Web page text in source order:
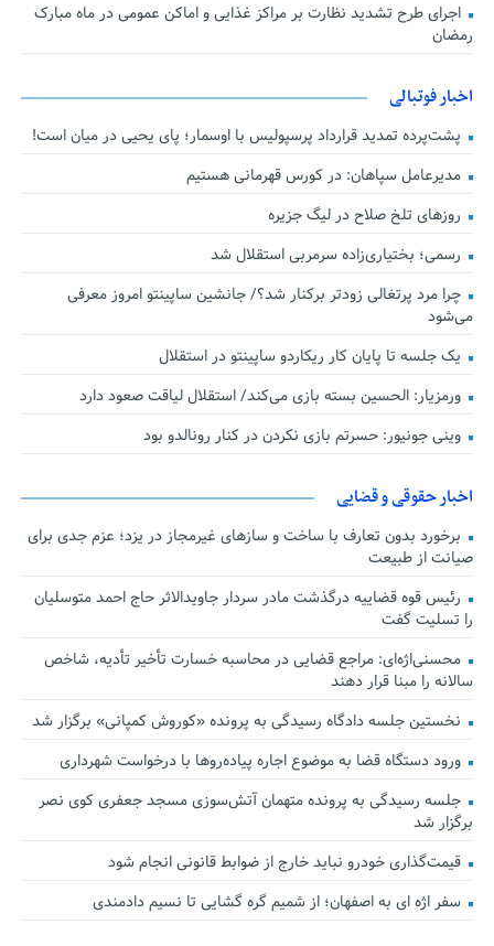
اجرای طرح تشدید نظارت بر مراکز غذایی و اماکن عمومی در ماه مبارک
رمضان
اخبار فوتبالی
پشت‌پرده تمدید قرارداد پرسپولیس با اوسمار؛ پای یحیی در میان است!
مدیرعامل سپاهان: در کورس قهرمانی هستیم
روزهای تلخ صلاح در لیگ جزیره
رسمی؛ بختیاری‌زاده سرمربی استقلال شد
چرا مرد پرتغالی زودتر برکنار شد؟/ جانشین ساپینتو امروز معرفی
می‌شود
یک جلسه تا پایان کار ریکاردو ساپینتو در استقلال
ورمزیار: الحسین بسته بازی می‌کند/ استقلال لیاقت صعود دارد
وینی جونیور: حسرتم بازی نکردن در کنار رونالدو بود
اخبار حقوقی و قضایی
برخورد بدون تعارف با ساخت‌ و سازهای غیرمجاز در یزد؛ عزم جدی برای
صیانت از طبیعت
رئیس قوه قضاییه درگذشت مادر سردار جاویدالاثر حاج احمد متوسلیان
را تسلیت گفت
محسنی‌اژه‌ای: مراجع قضایی در محاسبه خسارت تأخیر تأدیه، شاخص
سالانه را مبنا قرار دهند
نخستین جلسه دادگاه رسیدگی به پرونده «کوروش کمپانی» برگزار شد
ورود دستگاه قضا به موضوع اجاره پیاده‌روها با درخواست شهرداری
جلسه رسیدگی به پرونده متهمان آتش‌سوزی مسجد جعفری کوی نصر
برگزار شد
قیمت‌گذاری خودرو نباید خارج از ضوابط قانونی انجام شود
سفر اژه ای به اصفهان؛ از شمیم گره گشایی تا نسیم دادمندی